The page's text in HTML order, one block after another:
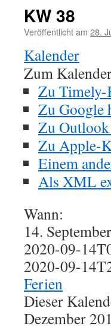
KW 38
Veröffentlicht am 28.
Kalender
Zum
Zu Timely-
Zu Google
Zu
Zu Apple-
Einem
Als XML
Wann:
14.
2020-09-
2020-09-
Ferien
Dieser
Dezember